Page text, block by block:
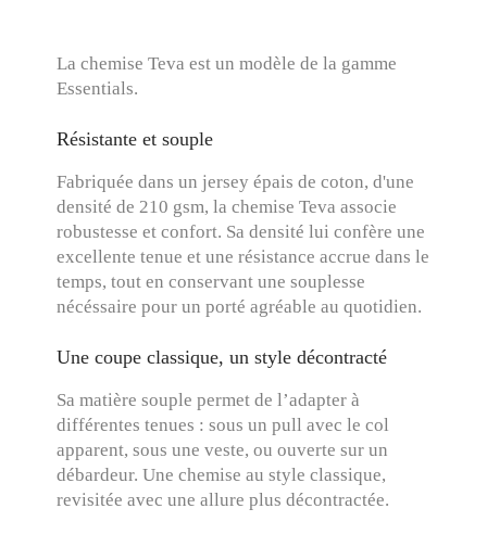
La chemise Teva est un modèle de la gamme
Essentials.
Résistante et souple
Fabriquée dans un jersey épais de coton, d'une
densité de 210 gsm, la chemise Teva associe
robustesse et confort. Sa densité lui confère une
excellente tenue et une résistance accrue dans le
temps, tout en conservant une souplesse
nécéssaire pour un porté agréable au quotidien.
Une coupe classique, un style décontracté
Sa matière souple permet de l’adapter à
différentes tenues : sous un pull avec le col
apparent, sous une veste, ou ouverte sur un
débardeur. Une chemise au style classique,
revisitée avec une allure plus décontractée.